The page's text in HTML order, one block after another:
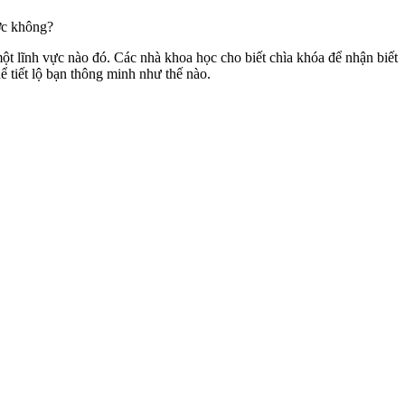
không?
lĩnh vực nào đó. Các nhà khoa học cho biết chìa khóa để nhận biết
tiết lộ bạn thông minh như thế nào.